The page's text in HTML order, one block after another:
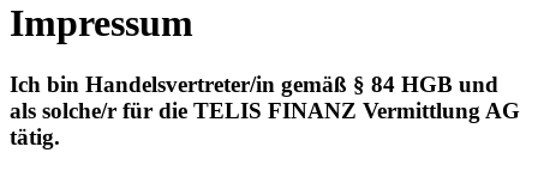
Impressum
Ich bin Handelsvertreter/in gemäß § 84 HGB und
als solche/r für die TELIS FINANZ Vermittlung AG
tätig.